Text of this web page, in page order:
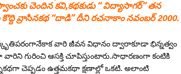
చెందిన కవి,కథకుడు ‘‘ విద్యాసాగర్‌’’ తన
వ్రాసినకథ ‘‘దాడి’’ దీని రచనాకాం నవంబర్‌ 2000.
వారి జీవన విధానం ద్వారాకూడా భిన్నత్వం
వారిని గురించి ఆసక్తి చూపిస్తుంటారు.సాధారణంగా కంటికి
చెప్పడం ఉత్తమకథా క్షణాల్లో ఒకటి. అలాంటి